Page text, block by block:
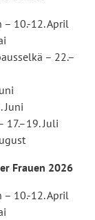
10.-12. April
– 22.–
Juni
17.–19. Juli
Frauen 2026
10.-12. April